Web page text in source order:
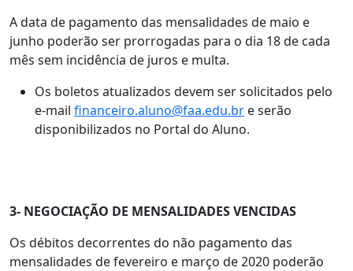
A data de pagamento das mensalidades de maio e
junho poderão ser prorrogadas para o dia 18 de cada
mês sem incidência de juros e multa.
Os boletos atualizados devem ser solicitados pelo
e-mail financeiro.aluno@faa.edu.br e serão
disponibilizados no Portal do Aluno.
3- NEGOCIAÇÃO DE MENSALIDADES VENCIDAS
Os débitos decorrentes do não pagamento das
mensalidades de fevereiro e março de 2020 poderão